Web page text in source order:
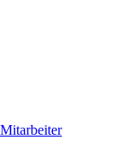
Mitarbeiter